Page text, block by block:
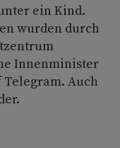
ein Kind.
wurden durch
Innenminister
Telegram. Auch